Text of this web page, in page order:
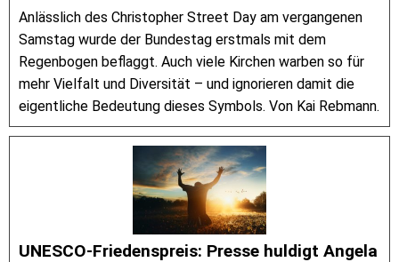
Anlässlich des Christopher Street Day am vergangenen
Samstag wurde der Bundestag erstmals mit dem
Regenbogen beflaggt. Auch viele Kirchen warben so für
mehr Vielfalt und Diversität – und ignorieren damit die
eigentliche Bedeutung dieses Symbols. Von Kai Rebmann.
UNESCO-Friedenspreis: Presse huldigt Angela